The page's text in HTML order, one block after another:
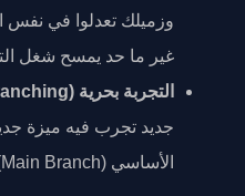
وزميلك تعدلوا في
غير ما حد يمسح شغل
التجربة بحرية (Branching):
جديد تجرب فيه ميزة
الأساسي (Main Branch).